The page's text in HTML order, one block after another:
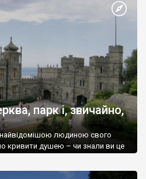
парк і, звичайно,
людиною свого
кривити душею – чи знали ви це